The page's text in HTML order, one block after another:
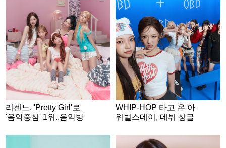
리센느, 'Pretty Girl'로
'음악중심' 1위..음악방
WHIP-HOP 타고 온 아
워벌스데이, 데뷔 싱글
토 공개..기대 UP